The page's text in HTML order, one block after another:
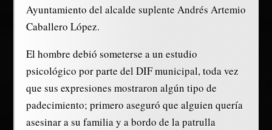
Ayuntamiento del alcalde suplente Andrés Artemio
Caballero López.
El hombre debió someterse a un estudio
psicológico por parte del DIF municipal, toda vez
que sus expresiones mostraron algún tipo de
padecimiento; primero aseguró que alguien quería
asesinar a su familia y a bordo de la patrulla